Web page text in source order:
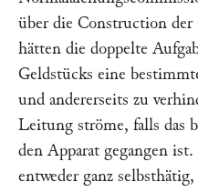
über die Construction der
hätten die doppelte
Geldstücks eine
und andererseits zu
Leitung ströme, falls das
den Apparat gegangen
entweder ganz